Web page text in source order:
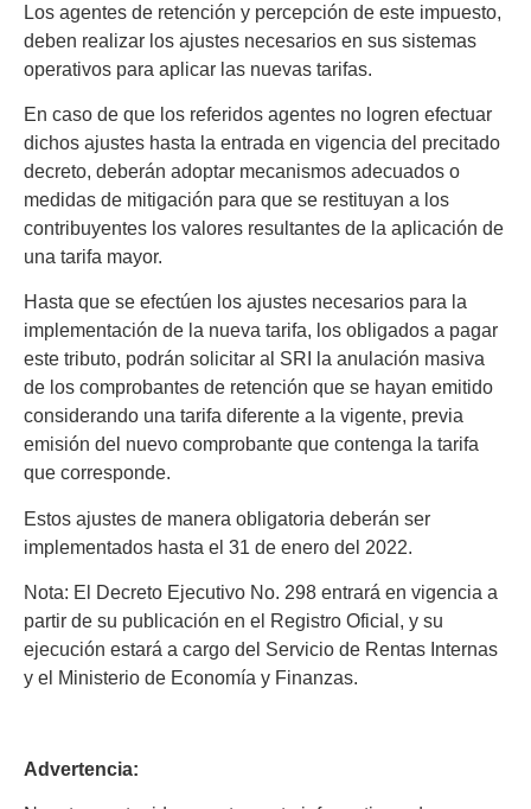
Los agentes de retención y percepción de este impuesto,
deben realizar los ajustes necesarios en sus sistemas
operativos para aplicar las nuevas tarifas.
En caso de que los referidos agentes no logren efectuar
dichos ajustes hasta la entrada en vigencia del precitado
decreto, deberán adoptar mecanismos adecuados o
medidas de mitigación para que se restituyan a los
contribuyentes los valores resultantes de la aplicación de
una tarifa mayor.
Hasta que se efectúen los ajustes necesarios para la
implementación de la nueva tarifa, los obligados a pagar
este tributo, podrán solicitar al SRI la anulación masiva
de los comprobantes de retención que se hayan emitido
considerando una tarifa diferente a la vigente, previa
emisión del nuevo comprobante que contenga la tarifa
que corresponde.
Estos ajustes de manera obligatoria deberán ser
implementados hasta el 31 de enero del 2022.
Nota: El Decreto Ejecutivo No. 298 entrará en vigencia a
partir de su publicación en el Registro Oficial, y su
ejecución estará a cargo del Servicio de Rentas Internas
y el Ministerio de Economía y Finanzas.
Advertencia: